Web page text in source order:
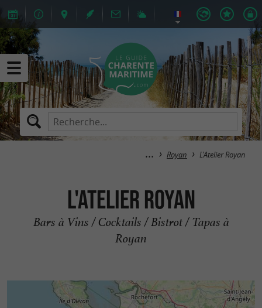
Royan L'Atelier Royan
L'Atelier Royan
Bars à Vins / Cocktails / Bistrot / Tapas à
Royan